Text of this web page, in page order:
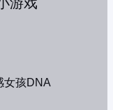
女孩DNA